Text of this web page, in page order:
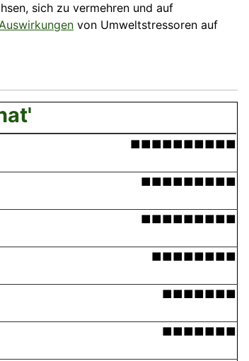
sich zu vermehren und auf
von Umweltstressoren auf
■■■■■■■■■■
■■■■■■■■■
■■■■■■■■■
■■■■■■■■
■■■■■■■
■■■■■■■